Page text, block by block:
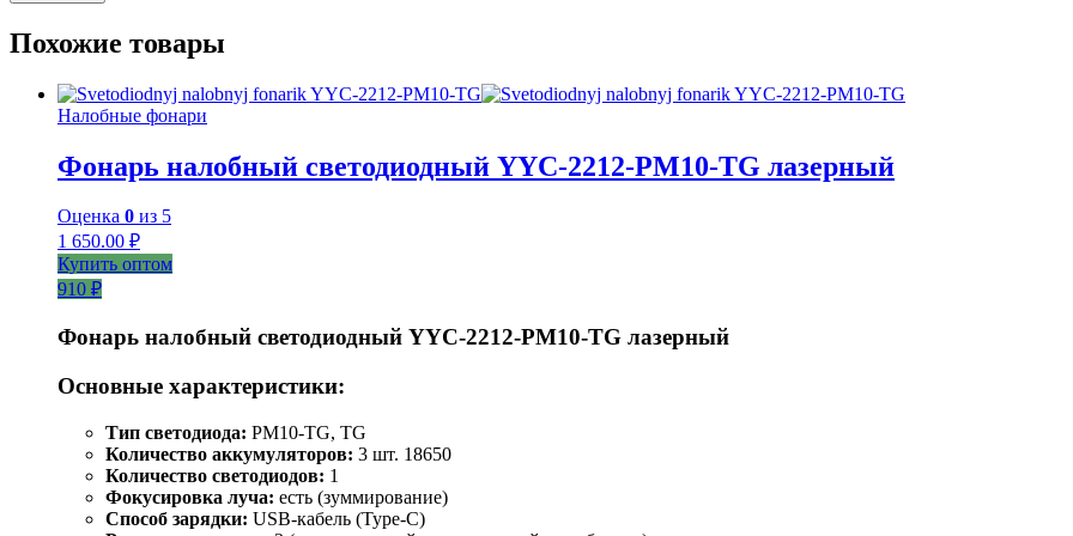
Похожие товары
Налобные фонари
Фонарь налобный светодиодный YYC-2212-PM10-TG лазерный
Оценка 0 из 5
1 650.00 ₽
Купить оптом
910 ₽
Фонарь налобный светодиодный YYC-2212-PM10-TG лазерный
Основные характеристики:
Тип светодиода: PM10-TG, TG
Количество аккумуляторов: 3 шт. 18650
Количество светодиодов: 1
Фокусировка луча: есть (зуммирование)
Способ зарядки: USB-кабель (Type-C)